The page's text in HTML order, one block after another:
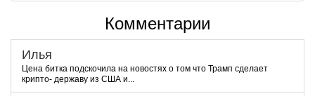
Комментарии
Илья
Цена битка подскочила на новостях о том что Трамп сделает
крипто- державу из США и...